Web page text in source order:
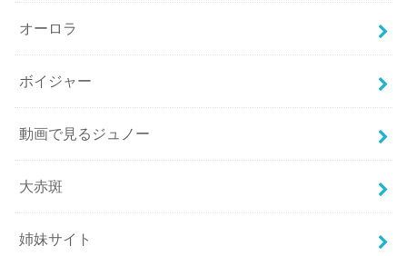
オーロラ
ボイジャー
動画で見るジュノー
大赤斑
姉妹サイト